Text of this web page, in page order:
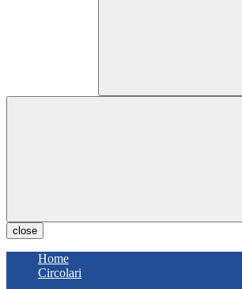
close
Home
Circolari